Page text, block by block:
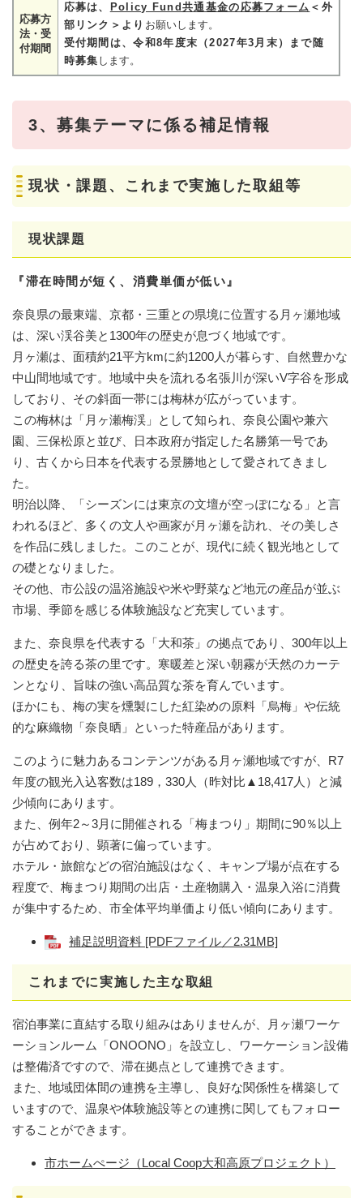
応募方
法・受
付期間
応募は、 Policy Fund共通基金の応募フォーム ＜外
部リンク＞ より お願いします。
受付期間は、令和8年度末（2027年3月末）まで随
時募集 します。
3、募集テーマに係る補足情報
​​現状・課題、これまで実施した取組等
現状課題
『滞在時間が短く、消費単価が低い』
奈良県の最東端、京都・三重との県境に位置する月ヶ瀬地域
は、深い渓谷美と1300年の歴史が息づく地域です。
月ヶ瀬は、面積約21平方kmに約1200人が暮らす、自然豊かな
中山間地域です。地域中央を流れる名張川が深いV字谷を形成
しており、その斜面一帯には梅林が広がっています。
この梅林は「月ヶ瀬梅渓」として知られ、奈良公園や兼六
園、三保松原と並び、日本政府が指定した名勝第一号であ
り、古くから日本を代表する景勝地として愛されてきまし
た。
明治以降、「シーズンには東京の文壇が空っぽになる」と言
われるほど、多くの文人や画家が月ヶ瀬を訪れ、その美しさ
を作品に残しました。このことが、現代に続く観光地として
の礎となりました。
その他、市公設の温浴施設や米や野菜など地元の産品が並ぶ
市場、季節を感じる体験施設など充実しています。
また、奈良県を代表する「大和茶」の拠点であり、300年以上
の歴史を誇る茶の里です。寒暖差と深い朝霧が天然のカーテ
ンとなり、旨味の強い高品質な茶を育んでいます。
ほかにも、梅の実を燻製にした紅染めの原料「烏梅」や伝統
的な麻織物「奈良晒」といった特産品があります。
このように魅力あるコンテンツがある月ヶ瀬地域ですが、R7
年度の観光入込客数は189，330人（昨対比▲18,417人）と減
少傾向にあります。
また、例年2～3月に開催される「梅まつり」期間に90％以上
が占めており、顕著に偏っています。
ホテル・旅館などの宿泊施設はなく、キャンプ場が点在する
程度で、梅まつり期間の出店・土産物購入・温泉入浴に消費
が集中するため、市全体平均単価より低い傾向にあります。
補足説明資料 [PDFファイル／2.31MB]
これまでに実施した主な取組
宿泊事業に直結する取り組みはありませんが、月ヶ瀬ワーケ
ーションルーム「ONOONO」を設立し、ワーケーション設備
は整備済ですので、滞在拠点として連携できます。
また、地域団体間の連携を主導し、良好な関係性を構築して
いますので、温泉や体験施設等との連携に関してもフォロー
することができます。
市ホームぺージ（Local Coop大和高原プロジェクト​）